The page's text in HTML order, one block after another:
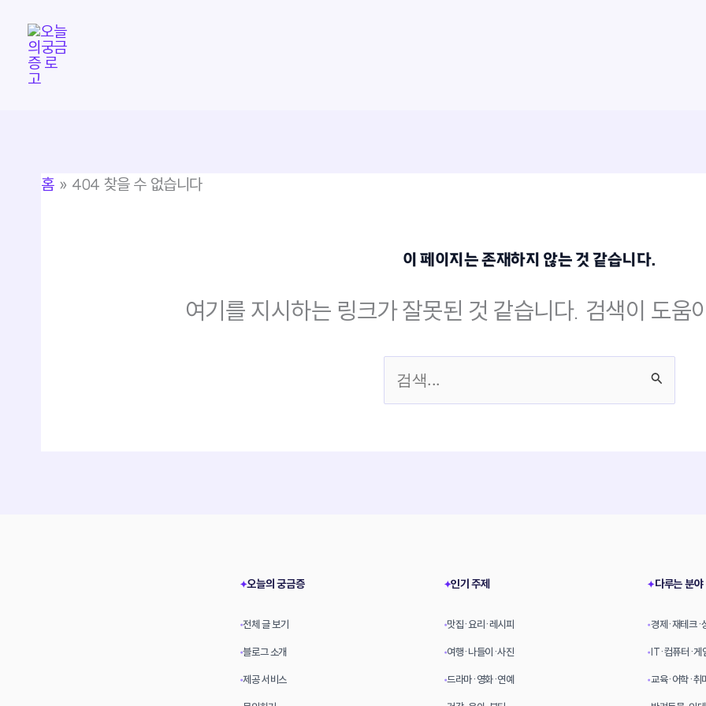
홈 404 찾을 수 없습니다
이 페이지는 존재하지 않는 것 같습니다.
여기를 지시하는 링크가 잘못된 것 같습니다. 검색이 도움
✦오늘의 궁금증
•전체 글 보기
•블로그 소개
•제공 서비스
✦인기 주제
•맛집·요리·레시피
•여행·나들이·사진
•드라마·영화·연예
✦다루는 분야
•경제·재테크·
•IT·컴퓨터·게
•교육·어학·취